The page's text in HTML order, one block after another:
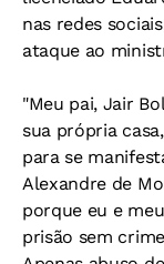
nas redes
ataque ao
"Meu pai, Jair
sua própria
para se
Alexandre de
porque eu e
prisão sem